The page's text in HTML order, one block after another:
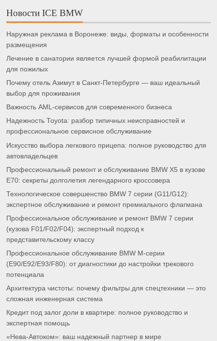
Новости ICE BMW
Наружная реклама в Воронеже: виды, форматы и особенности
размещения
Лечение в санатории является лучшей формой реабилитации
для пожилых
Почему отель Азимут в Санкт-Петербурге — ваш идеальный
выбор для проживания
Важность AML-сервисов для современного бизнеса
Надежность Toyota: разбор типичных неисправностей и
профессиональное сервисное обслуживание
Искусство выбора легкового прицепа: полное руководство для
автовладельцев
Профессиональный ремонт и обслуживание BMW X5 в кузове
E70: секреты долголетия легендарного кроссовера
Технологическое совершенство BMW 7 серии (G11/G12):
экспертное обслуживание и ремонт премиального флагмана
Профессиональное обслуживание и ремонт BMW 7 серии
(кузова F01/F02/F04): экспертный подход к
представительскому классу
Профессиональное обслуживание BMW M-серии
(E90/E92/E93/F80): от диагностики до настройки трекового
потенциала
Архитектура чистоты: почему фильтры для спецтехники — это
сложная инженерная система
Кредит под залог доли в квартире: полное руководство и
экспертная помощь
«Нева-Автоком»: ваш надежный партнер в мире